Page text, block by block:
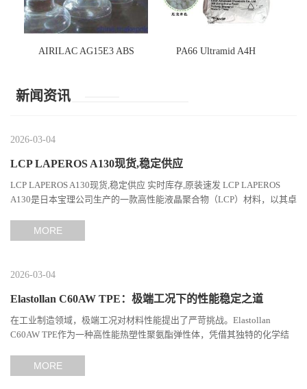
AIRILAC AG15E3 ABS PA66 Ultramid A4H
新闻资讯
2026-03-04
LCP LAPEROS A130现货,稳定供应
LCP LAPEROS A130现货,稳定供应 实时库存,原装速发 LCP LAPEROS
A130是日本宝理公司生产的一款高性能液晶聚合物（LCP）材料，以其卓
MORE
2026-03-04
Elastollan C60AW TPE：极端工况下的性能稳定之道
在工业制造领域，极端工况对材料性能提出了严苛挑战。Elastollan
C60AW TPE作为一种高性能热塑性聚氨酯弹性体，凭借其独特的化学结
MORE